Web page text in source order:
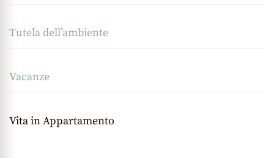
Tutela dell’ambiente
Vacanze
Vita in Appartamento